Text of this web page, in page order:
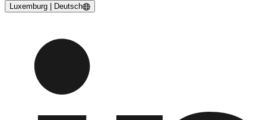
Luxemburg | Deutsch